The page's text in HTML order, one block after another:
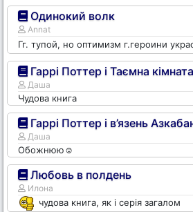
Одинокий волк
Annat
Гг. тупой, но оптимизм г.героини
Гаррі Поттер і Таємна кімната
Даша
Чудова книга
Гаррі Поттер і в’язень
Даша
Обожнюю☺️
Любовь в полдень
Илона
чудова книга, як і серія загалом